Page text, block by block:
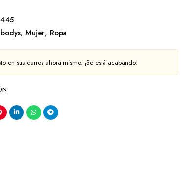
, Mujer, Ropa
en sus carros ahora mismo. ¡Se está acabando!